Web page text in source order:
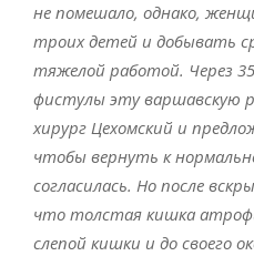
не помешало, однако,
троих детей и добывать
тяжелой работой. Через
фистулы эту варшавскую
хирург Цехомский и
чтобы вернуть к
согласилась. Но после
что толстая кишка
слепой кишки и до своего